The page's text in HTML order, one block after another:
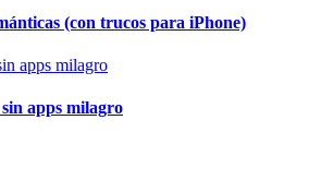
(con trucos para iPhone)
apps milagro